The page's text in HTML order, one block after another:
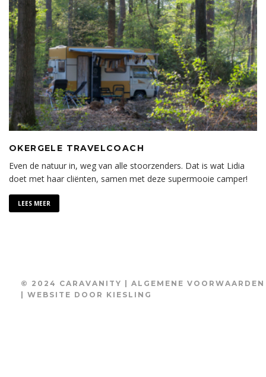
OKERGELE TRAVELCOACH
Even de natuur in, weg van alle stoorzenders. Dat is wat Lidia
doet met haar cliënten, samen met deze supermooie camper!
LEES MEER
© 2024 CARAVANITY | ALGEMENE VOORWAARDEN
| WEBSITE DOOR KIESLING